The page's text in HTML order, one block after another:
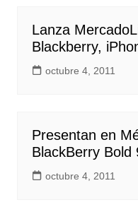
Lanza
Blackberry,
octubre 4, 2011
Presentan en
BlackBerry Bold
octubre 4, 2011